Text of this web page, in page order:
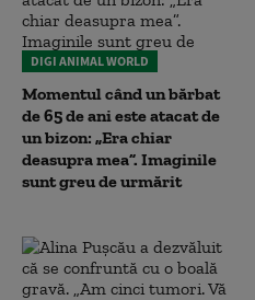
DIGI ANIMAL WORLD
Momentul când un bărbat
de 65 de ani este atacat de
un bizon: „Era chiar
deasupra mea”. Imaginile
sunt greu de urmărit